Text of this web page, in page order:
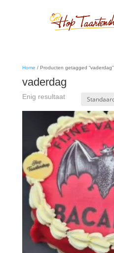
Home / Producten getagged “vaderdag”
vaderdag
Enig resultaat